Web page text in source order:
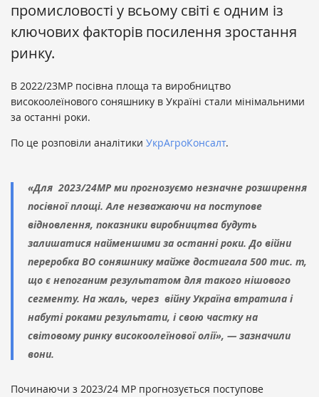
промисловості у всьому світі є одним із
ключових факторів посилення зростання
ринку.
В 2022/23МР посівна площа та виробництво
високоолеїнового соняшнику в Україні стали мінімальними
за останні роки.
По це розповіли аналітики УкрАгроКонсалт.
«Для 2023/24МР ми прогнозуємо незначне розширення
посівної площі. Але незважаючи на поступове
відновлення, показники виробництва будуть
залишатися найменшими за останні роки. До війни
переробка ВО соняшнику майже достигала 500 тис. т,
що є непоганим результатом для такого нішового
сегменту. На жаль, через війну Україна втратила і
набуті роками результати, і свою частку на
світовому ринку високоолеїнової олії», — зазначили
вони.
Починаючи з 2023/24 МР прогнозується поступове